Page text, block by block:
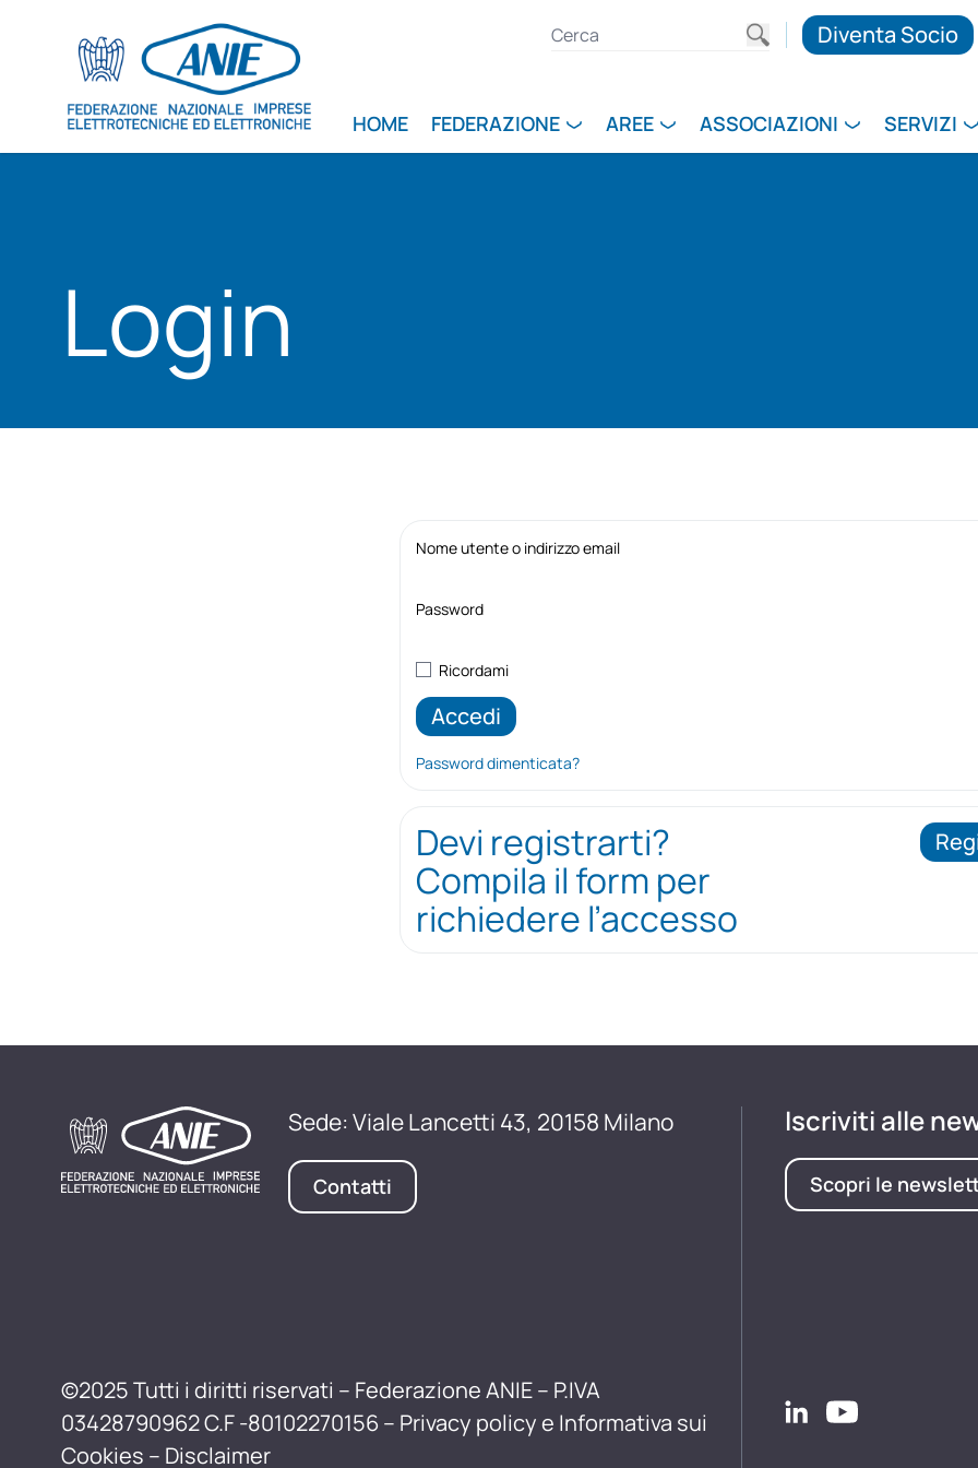
Diventa Socio
HOME FEDERAZIONE AREE ASSOCIAZIONI SERVIZI
Login
Nome utente o indirizzo email
Password
Ricordami
Password dimenticata?
Devi registrarti?
Compila il form per
richiedere l’accesso
Sede: Viale Lancetti 43, 20158 Milano
Contatti
©2025 Tutti i diritti riservati – Federazione ANIE – P.IVA
03428790962 C.F -80102270156 – Privacy policy e Informativa sui
Cookies – Disclaimer
Iscriviti alle
Scopri le